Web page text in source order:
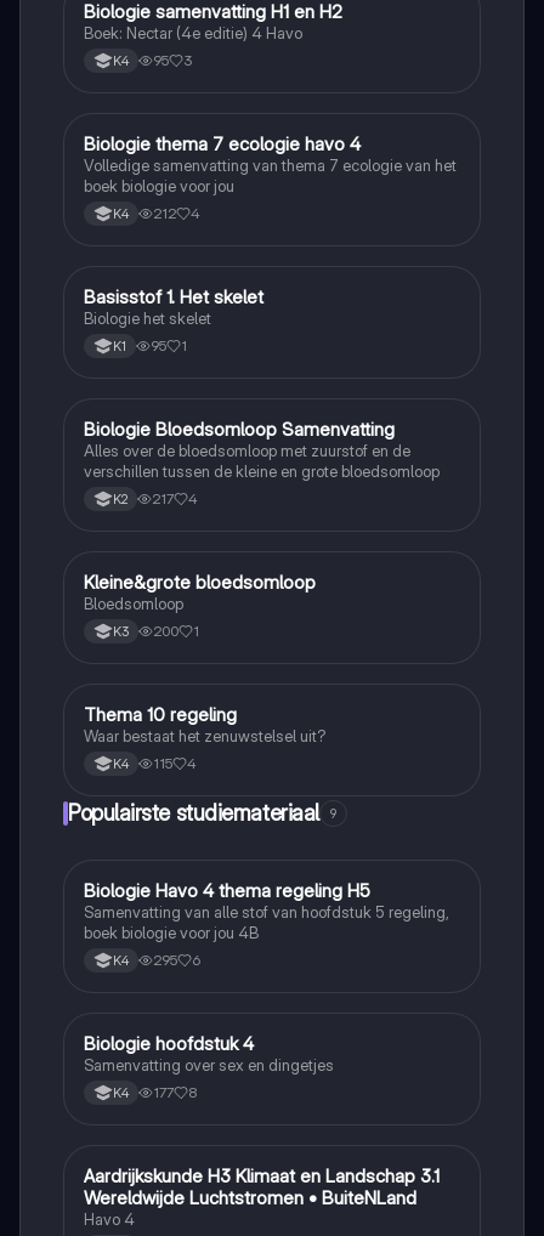
Biologie
Biologie samenvatting H1 en H2
Boek: Nectar (4e editie) 4 Havo
K4 95 3
Biologie
Biologie thema 7 ecologie havo 4
Volledige samenvatting van thema 7 ecologie van het
boek biologie voor jou
K4 212 4
Biologie
Basisstof 1. Het skelet
Biologie het skelet
K1 95 1
Biologie
Biologie Bloedsomloop Samenvatting
Alles over de bloedsomloop met zuurstof en de
verschillen tussen de kleine en grote bloedsomloop
K2 217 4
Biologie
Kleine&grote bloedsomloop
Bloedsomloop
K3 200 1
Biologie
Thema 10 regeling
Waar bestaat het zenuwstelsel uit?
K4 115 4
Populairste studiemateriaal 9
Biologie
Biologie Havo 4 thema regeling H5
Samenvatting van alle stof van hoofdstuk 5 regeling,
boek biologie voor jou 4B
K4 295 6
Biologie
Biologie hoofdstuk 4
Samenvatting over sex en dingetjes
K4 177 8
Aardrijkskunde
Aardrijkskunde H3 Klimaat en Landschap 3.1
Wereldwijde Luchtstromen • BuiteNLand
Havo 4